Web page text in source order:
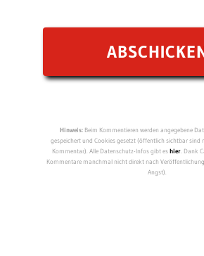
Hinweis:Beim Kommentieren werden angegebene
gespeichert und Cookies gesetzt (öffentlich sichtbar sind
Kommentar). Alle Datenschutz-Infos gibt eshier. Dank
Kommentare manchmal nicht direkt nach
Angst).